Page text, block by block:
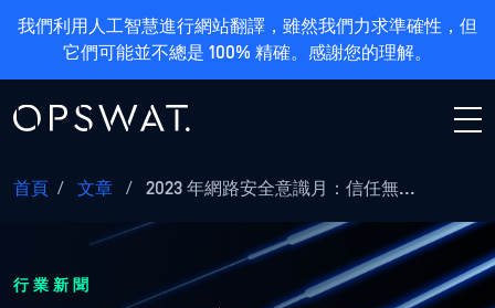
我們利用人工智慧進行網站翻譯，雖然我們力求準確性，但
它們可能並不總是 100% 精確。感謝您的理解。
首頁 / 文章 / 2023 年網路安全意識月：信任無...
行業新聞